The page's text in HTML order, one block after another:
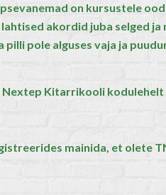
on kursustele
lahtised akordid juba selged
pilli pole alguses vaja ja
Kitarrikooli kodulehelt
mainida, et olete